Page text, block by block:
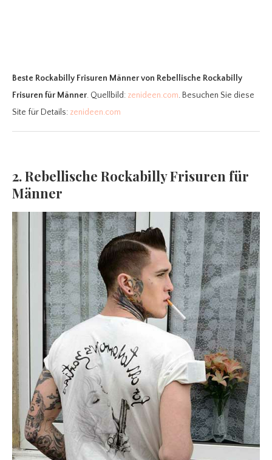
Beste Rockabilly Frisuren Männervon Rebellische Rockabilly
Frisuren für Männer. Quellbild: zenideen.com. Besuchen Sie diese
Site für Details: zenideen.com
2. Rebellische Rockabilly Frisuren für
Männer